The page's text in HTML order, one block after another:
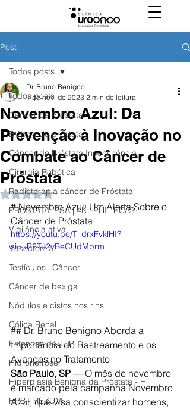
Post
Todos posts
Câncer de Próstata
Biópsia de próstata
Câncer de Próstata Incontinência
Cirurgia Robótica
Radioterapia câncer de Próstata
PROSTATA: PSA | 4K | PHI | PCA3
Vigilância ativa
Vasectomia
Testículos | Câncer
Câncer de bexiga
Nódulos e cistos nos rins
Cólica Renal
Estenose de JUP
Hidronefrose
Hiperplasia Benigna da Próstata - H
HPB - REZUM
Todos posts
Novembro Azul: Da
Prevenção à Inovação no
Combate ao Câncer de
Próstata
Dr. Bruno Benigno
1 de nov. de 2023 2 min de leitura
Avaliado com NaN de 5 estrelas.
# Novembro Azul: Um Alerta Sobre o
Câncer de Próstata
https://youtu.be/T_drxFvklHI?
si=uB2TJ2vBeCUdMbrm
## Dr. Bruno Benigno Aborda a
Importância do Rastreamento e os
Avanços no Tratamento
São Paulo, SP — O mês de novembro
é marcado pela campanha Novembro
Azul, que visa conscientizar homens,